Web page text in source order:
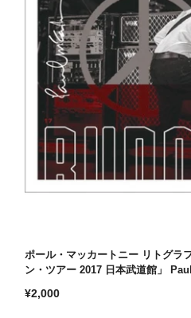
ポール・マッカートニー リトグラ
ン・ツアー 2017 日本武道館」
通
¥2,000